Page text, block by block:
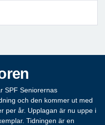
SPF Seniorernas
och den kommer ut med
per år. Upplagan är nu uppe i
Tidningen är en